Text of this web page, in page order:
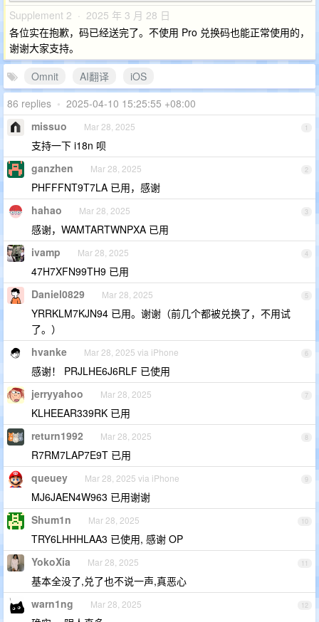
Supplement 2 · 2025 年 3 月 28 日
各位实在抱歉，码已经送完了。不使用 Pro 兑换码也能正常使用的，
谢谢大家支持。
Omnit
AI翻译
iOS
86 replies • 2025-04-10 15:25:55 +08:00
1
missuo Mar 28, 2025
支持一下 i18n 呗
2
ganzhen Mar 28, 2025
PHFFFNT9T7LA 已用，感谢
3
hahao Mar 28, 2025
感谢，WAMTARTWNPXA 已用
4
ivamp Mar 28, 2025
47H7XFN99TH9 已用
5
Daniel0829 Mar 28, 2025
YRRKLM7KJN94 已用。谢谢（前几个都被兑换了，不用试
了。）
6
hvanke Mar 28, 2025 via iPhone
感谢！ PRJLHE6J6RLF 已使用
7
jerryyahoo Mar 28, 2025
KLHEEAR339RK 已用
8
return1992 Mar 28, 2025
R7RM7LAP7E9T 已用
9
queuey Mar 28, 2025 via iPhone
MJ6JAEN4W963 已用谢谢
10
Shum1n Mar 28, 2025
TRY6LHHHLAA3 已使用, 感谢 OP
11
YokoXia Mar 28, 2025
基本全没了,兑了也不说一声,真恶心
12
warn1ng Mar 28, 2025